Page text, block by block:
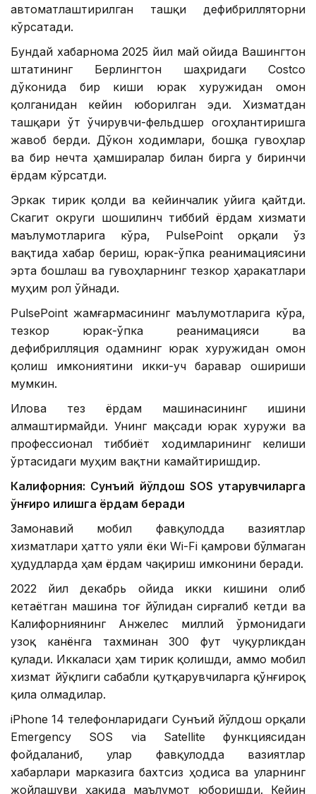
автоматлаштирилган ташқи дефибрилляторни
кўрсатади.
Бундай хабарнома 2025 йил май ойида Вашингтон
штатининг Берлингтон шаҳридаги Costco
дўконида бир киши юрак хуружидан омон
қолганидан кейин юборилган эди. Хизматдан
ташқари ўт ўчирувчи-фельдшер огоҳлантиришга
жавоб берди. Дўкон ходимлари, бошқа гувоҳлар
ва бир нечта ҳамширалар билан бирга у биринчи
ёрдам кўрсатди.
Эркак тирик қолди ва кейинчалик уйига қайтди.
Скагит округи шошилинч тиббий ёрдам хизмати
маълумотларига кўра, PulsePoint орқали ўз
вақтида хабар бериш, юрак-ўпка реанимациясини
эрта бошлаш ва гувоҳларнинг тезкор ҳаракатлари
муҳим рол ўйнади.
PulsePoint жамғармасининг маълумотларига кўра,
тезкор юрак-ўпка реанимацияси ва
дефибрилляция одамнинг юрак хуружидан омон
қолиш имкониятини икки-уч баравар ошириши
мумкин.
Илова тез ёрдам машинасининг ишини
алмаштирмайди. Унинг мақсади юрак хуружи ва
профессионал тиббиёт ходимларининг келиши
ўртасидаги муҳим вақтни камайтиришдир.
Калифорния: Сунъий йўлдош SOS қутқарувчиларга
қўнғироқ қилишга ёрдам беради
Замонавий мобил фавқулодда вазиятлар
хизматлари ҳатто уяли ёки Wi-Fi қамрови бўлмаган
ҳудудларда ҳам ёрдам чақириш имконини беради.
2022 йил декабрь ойида икки кишини олиб
кетаётган машина тоғ йўлидан сирғалиб кетди ва
Калифорниянинг Анжелес миллий ўрмонидаги
узоқ канёнга тахминан 300 фут чуқурликдан
қулади. Иккаласи ҳам тирик қолишди, аммо мобил
хизмат йўқлиги сабабли қутқарувчиларга қўнғироқ
қила олмадилар.
iPhone 14 телефонларидаги Сунъий йўлдош орқали
Emergency SOS via Satellite функциясидан
фойдаланиб, улар фавқулодда вазиятлар
хабарлари марказига бахтсиз ҳодиса ва уларнинг
жойлашуви ҳақида маълумот юборишди. Кейин